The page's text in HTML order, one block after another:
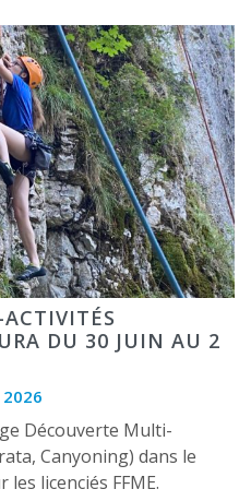
DU 30 JUIN AU 2
2026
Découverte Multi-
Canyoning) dans le
licenciés FFME.